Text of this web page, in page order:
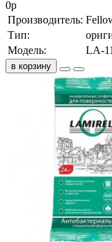
0р
Производитель:
Тип:
Модель:
LA-
в корзину